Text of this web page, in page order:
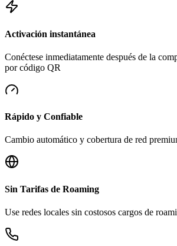
Activación instantánea
Conéctese inmediatamente después de la
por código QR
Rápido y Confiable
Cambio automático y cobertura de red
Sin Tarifas de Roaming
Use redes locales sin costosos cargos de